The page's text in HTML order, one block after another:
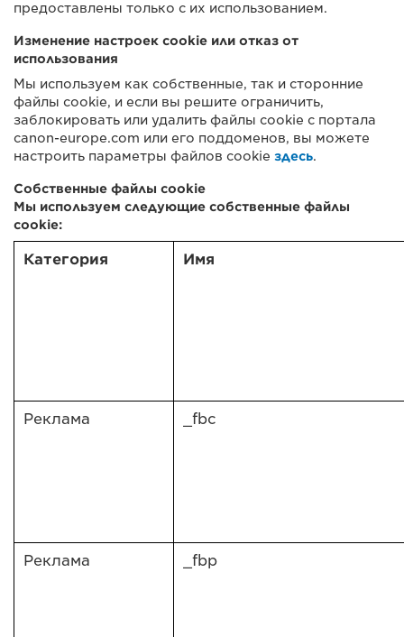
предоставлены только с их использованием.
Изменение настроек cookie или отказ от
использования
Мы используем как собственные, так и сторонние
файлы cookie, и если вы решите ограничить,
заблокировать или удалить файлы cookie с портала
canon-europe.com или его поддоменов, вы можете
настроить параметры файлов cookie здесь.
Собственные файлы cookie
Мы используем следующие собственные файлы
cookie:
Категория Имя
Реклама _fbc
Реклама _fbp